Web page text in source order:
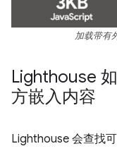
加载带有
Lighthouse
方嵌入内容
Lighthouse 会查找